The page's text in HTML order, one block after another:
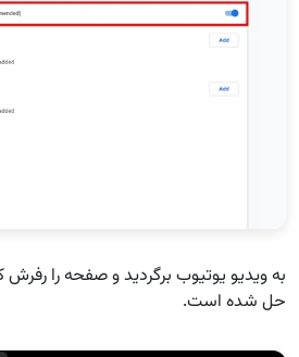
به ویدیو یوتیوب برگردید و صفحه را
حل شده است.